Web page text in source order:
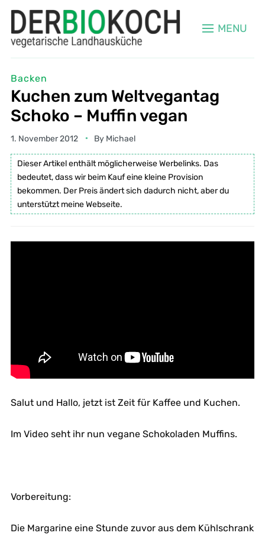
MENU
Backen
Kuchen zum Weltvegantag
Schoko – Muffin vegan
1. November 2012 By Michael
Dieser Artikel enthält möglicherweise Werbelinks. Das
bedeutet, dass wir beim Kauf eine kleine Provision
bekommen. Der Preis ändert sich dadurch nicht, aber du
unterstützt meine Webseite.
Salut und Hallo, jetzt ist Zeit für Kaffee und Kuchen.
Im Video seht ihr nun vegane Schokoladen Muffins.
Vorbereitung:
Die Margarine eine Stunde zuvor aus dem Kühlschrank